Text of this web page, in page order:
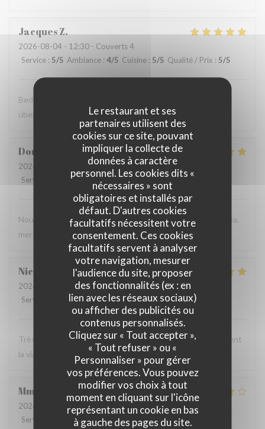
Le restaurant et ses
partenaires utilisent des
cookies sur ce site, pouvant
impliquer la collecte de
données à caractère
personnel. Les cookies dits «
nécessaires » sont
obligatoires et installés par
défaut. D'autres cookies
facultatifs nécessitent votre
consentement. Ces cookies
facultatifs servent à analyser
votre navigation, mesurer
l'audience du site, proposer
des fonctionnalités (ex : en
lien avec les réseaux sociaux)
ou afficher des publicités ou
contenus personnalisés.
Cliquez sur « Tout accepter »,
« Tout refuser » ou «
Personnaliser » pour gérer
vos préférences. Vous pouvez
modifier vos choix à tout
moment en cliquant sur l'icône
représentant un cookie en bas
à gauche des pages du site.
JacquesZ
2026-08-04 - 12:30 - Couverts 4
Service : 5/5 Ambiance : 4/5 Cuisine : 5/5 Qualité / Prix : 5/5
Bedienung einwandfrei, an unserer Mahlzeit war wirklich
überhaupt nichts auszusetzen! Bravissimo!!!
Dominique
2026-08-04
- 21:30 - Couverts 3
Service
Ambiance: 5/5 Cuisine :5/5 Qualité / Prix
Nous avons très bien mangé et le personnel est très sympa,
merci
Nicolas
2026-08-03
- 20:00 - Couverts 3
Service
Ambiance: 4/5 Cuisine: 5/5 Qualité / Prix
Très chic, très bon service ! Une pépite pour ceux qui aiment
la viande !
Mme
2026-08-01
- 19:00 - Couverts 3
Service
Ambiance: 4/5 Cuisine:5/5 Qualité / Prix